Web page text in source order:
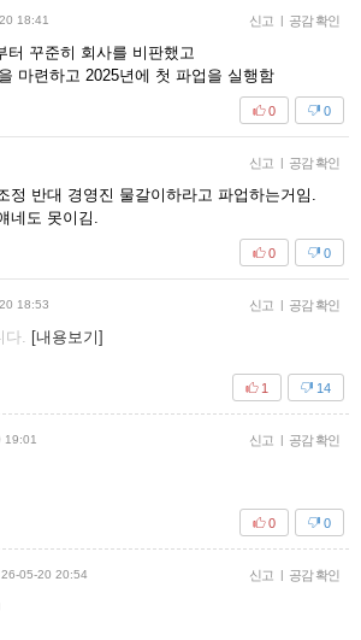
18:41 신고 | 공감 확인
터 꾸준히 회사를 비판했고
마련하고 2025년에 첫 파업을 실행함
0
0
신고 | 공감 확인
정 반대 경영진 물갈이하라고 파업하는거임.
네도 못이김.
0
0
18:53 신고 | 공감 확인
다. [내용보기]
14
1
19:01 신고 | 공감 확인
0
0
26-05-20 20:54 신고 | 공감 확인